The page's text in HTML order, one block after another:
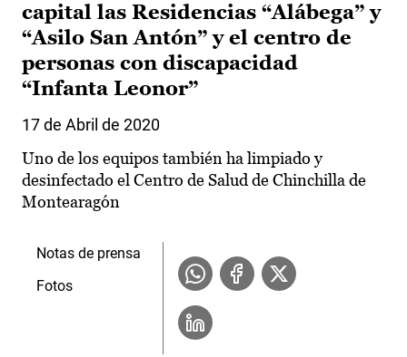
capital las Residencias “Alábega” y
“Asilo San Antón” y el centro de
personas con discapacidad
“Infanta Leonor”
17 de Abril de 2020
Uno de los equipos también ha limpiado y
desinfectado el Centro de Salud de Chinchilla de
Montearagón
Notas de prensa
Fotos